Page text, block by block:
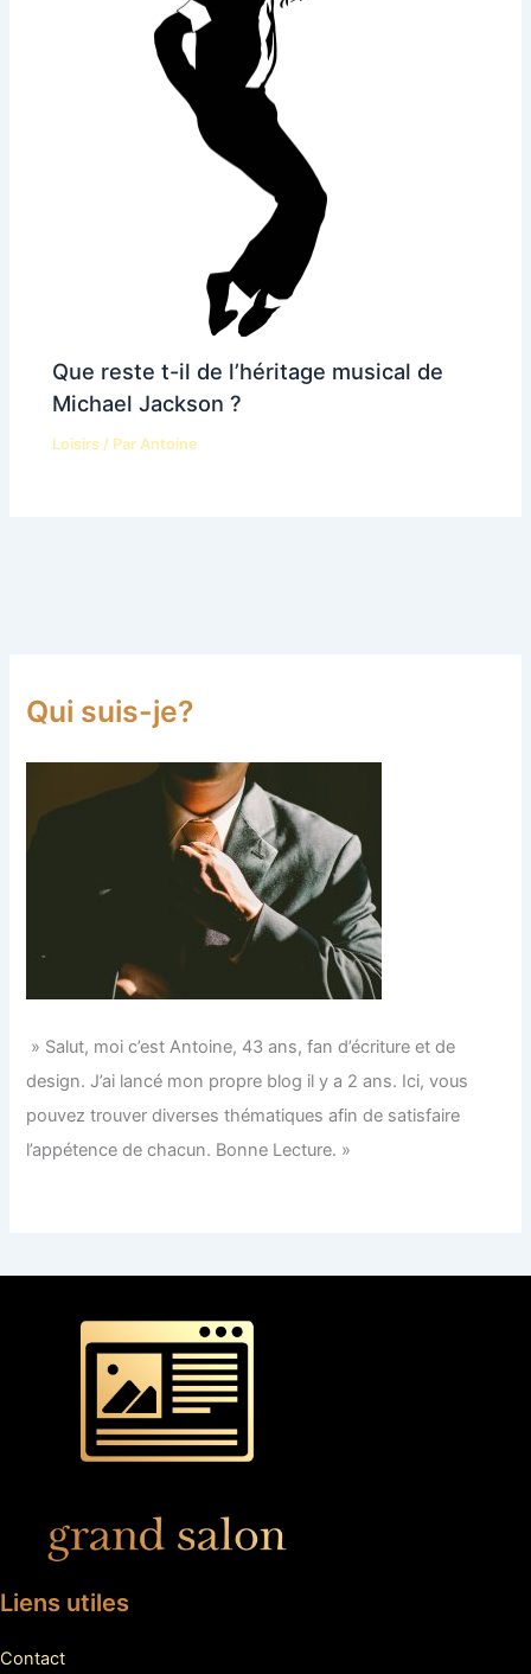
Que reste t-il de l’héritage musical de
Michael Jackson ?
Loisirs / Par Antoine
Qui suis-je?
» Salut, moi c’est Antoine, 43 ans, fan d’écriture et de
design. J’ai lancé mon propre blog il y a 2 ans. Ici, vous
pouvez trouver diverses thématiques afin de satisfaire
l’appétence de chacun. Bonne Lecture. »
Liens utiles
Contact